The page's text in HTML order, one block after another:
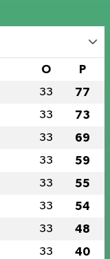
O P
33 77
33 73
33 69
33 59
33 55
33 54
33 48
33 40